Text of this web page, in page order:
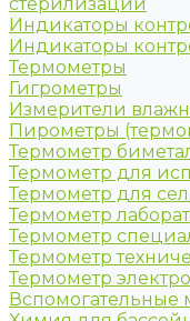
Индикаторы
Индикаторы
Термометры
Гигрометры
Измерители
Пирометры
Термометр
Термометр для
Термометр для
Термометр
Термометр
Термометр
Термометр
Вспомогательные